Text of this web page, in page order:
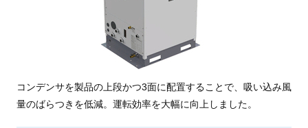
コンデンサを製品の上段かつ3面に配置することで、吸い込み風
量のばらつきを低減。運転効率を大幅に向上しました。